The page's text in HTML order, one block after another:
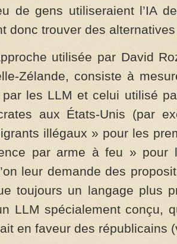
de gens utiliseraient l’IA
donc trouver des
utilisée par David
Zélande, consiste à
par les LLM et celui utilisé
aux États-Unis (par
illégaux » pour les
par arme à feu » pour
leur demande des
toujours un langage plus
LLM spécialement conçu,
en faveur des républicains